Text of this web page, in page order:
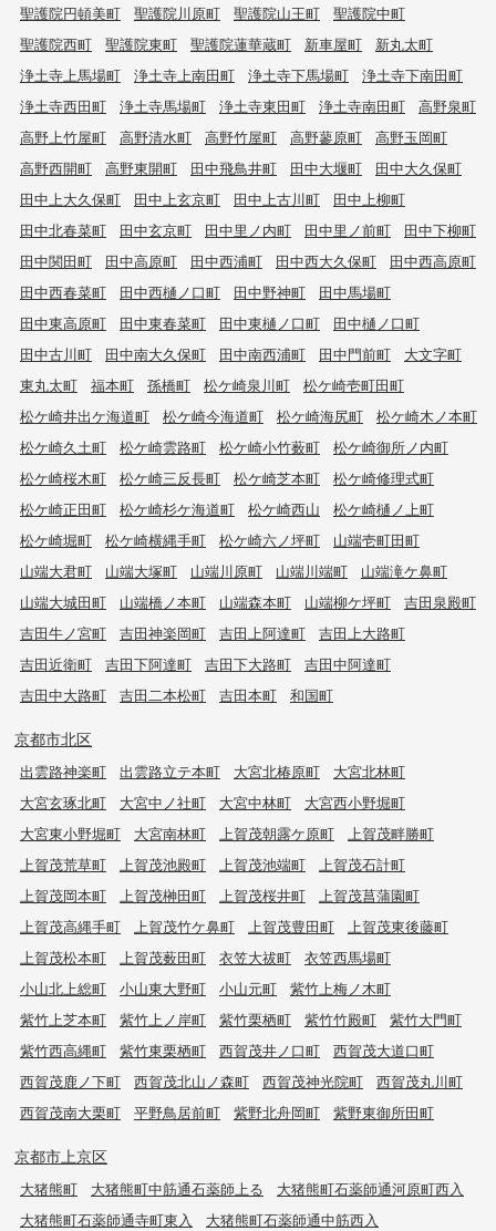
聖護院円頓美町 聖護院川原町 聖護院山王町
聖護院中町
聖護院西町
聖護院東町 聖護院蓮華蔵町 新車屋町
新丸太町
浄土寺上馬場町
浄土寺上南田町 浄土寺下馬場町
浄土寺下南田町
浄土寺西田町
浄土寺馬場町 浄土寺東田町 浄土寺南田町
高野泉町
高野上竹屋町
高野清水町 高野竹屋町 高野蓼原町
高野玉岡町
高野西開町
高野東開町 田中飛鳥井町 田中大堰町
田中大久保町
田中上大久保町
田中上玄京町 田中上古川町
田中上柳町
田中北春菜町
田中玄京町 田中里ノ内町 田中里ノ前町
田中下柳町
田中関田町
田中高原町 田中西浦町 田中西大久保町
田中西高原町
田中西春菜町
田中西樋ノ口町 田中野神町
田中馬場町
田中東高原町
田中東春菜町 田中東樋ノ口町
田中樋ノ口町
田中古川町
田中南大久保町 田中南西浦町 田中門前町
大文字町
東丸太町
福本町 孫橋町 松ケ崎泉川町
松ケ崎壱町田町
松ケ崎井出ケ海道町
松ケ崎今海道町 松ケ崎海尻町
松ケ崎木ノ本町
松ケ崎久土町
松ケ崎雲路町 松ケ崎小竹薮町
松ケ崎御所ノ内町
松ケ崎桜木町
松ケ崎三反長町 松ケ崎芝本町
松ケ崎修理式町
松ケ崎正田町
松ケ崎杉ケ海道町 松ケ崎西山
松ケ崎樋ノ上町
松ケ崎堀町
松ケ崎横縄手町 松ケ崎六ノ坪町
山端壱町田町
山端大君町
山端大塚町 山端川原町 山端川端町
山端滝ケ鼻町
山端大城田町
山端橋ノ本町 山端森本町 山端柳ケ坪町
吉田泉殿町
吉田牛ノ宮町
吉田神楽岡町 吉田上阿達町
吉田上大路町
吉田近衛町
吉田下阿達町 吉田下大路町
吉田中阿達町
吉田中大路町
吉田二本松町 吉田本町 和国町
京都市北区
出雲路神楽町 出雲路立テ本町 大宮北椿原町
大宮北林町
大宮玄琢北町
大宮中ノ社町 大宮中林町
大宮西小野堀町
大宮東小野堀町
大宮南林町 上賀茂朝露ケ原町
上賀茂畔勝町
上賀茂荒草町
上賀茂池殿町 上賀茂池端町
上賀茂石計町
上賀茂岡本町
上賀茂榊田町 上賀茂桜井町
上賀茂菖蒲園町
上賀茂高縄手町
上賀茂竹ケ鼻町 上賀茂豊田町
上賀茂東後藤町
上賀茂松本町
上賀茂薮田町 衣笠大祓町
衣笠西馬場町
小山北上総町
小山東大野町 小山元町
紫竹上梅ノ木町
紫竹上芝本町
紫竹上ノ岸町 紫竹栗栖町 紫竹竹殿町
紫竹大門町
紫竹西高縄町
紫竹東栗栖町 西賀茂井ノ口町
西賀茂大道口町
西賀茂鹿ノ下町
西賀茂北山ノ森町 西賀茂神光院町
西賀茂丸川町
西賀茂南大栗町
平野鳥居前町 紫野北舟岡町 紫野東御所田町
京都市上京区
大猪熊町 大猪熊町中筋通石薬師上る
大猪熊町石薬師通河原町西入
大猪熊町石薬師通寺町東入
大猪熊町石薬師通中筋西入